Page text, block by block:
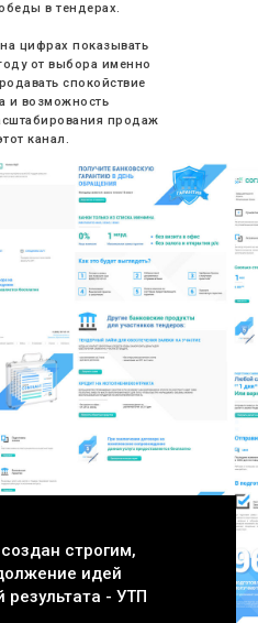
в тендерах.
цифрах показывать
от выбора именно
спокойствие
и возможность
продаж
канал.
строгим,
идей
результата - УТП